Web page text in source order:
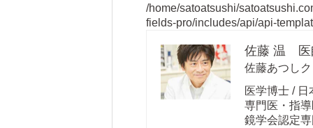
/home/satoatsushi/
fields-pro/includes/api/api-
佐藤 温 医
佐藤あつし
医学博士 /
専門医・指
鏡学会認定